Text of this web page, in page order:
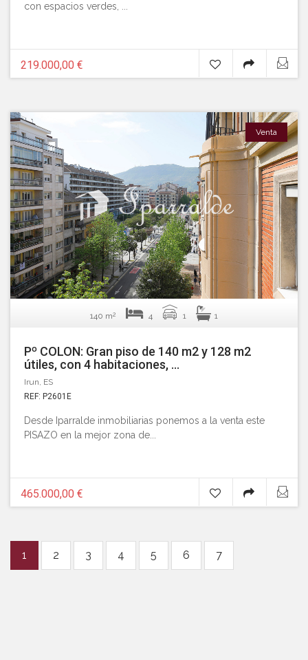
con espacios verdes, ...
219.000,00 €
140 m2 4 1 1
Venta
Pº COLON: Gran piso de 140 m2 y 128 m2
útiles, con 4 habitaciones, ...
Irun, ES
REF: P2601E
Desde Iparralde inmobiliarias ponemos a la venta este
PISAZO en la mejor zona de...
465.000,00 €
1 2 3 4 5 6 7